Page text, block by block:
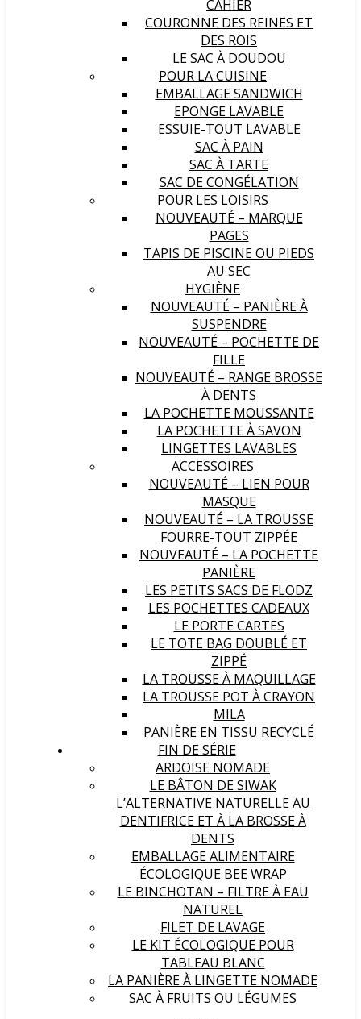
CAHIER
COURONNE DES REINES ET
DES ROIS
LE SAC À DOUDOU
POUR LA CUISINE
EMBALLAGE SANDWICH
EPONGE LAVABLE
ESSUIE-TOUT LAVABLE
SAC À PAIN
SAC À TARTE
SAC DE CONGÉLATION
POUR LES LOISIRS
NOUVEAUTÉ – MARQUE
PAGES
TAPIS DE PISCINE OU PIEDS
AU SEC
HYGIÈNE
NOUVEAUTÉ – PANIÈRE À
SUSPENDRE
NOUVEAUTÉ – POCHETTE DE
FILLE
NOUVEAUTÉ – RANGE BROSSE
À DENTS
LA POCHETTE MOUSSANTE
LA POCHETTE À SAVON
LINGETTES LAVABLES
ACCESSOIRES
NOUVEAUTÉ – LIEN POUR
MASQUE
NOUVEAUTÉ – LA TROUSSE
FOURRE-TOUT ZIPPÉE
NOUVEAUTÉ – LA POCHETTE
PANIÈRE
LES PETITS SACS DE FLODZ
LES POCHETTES CADEAUX
LE PORTE CARTES
LE TOTE BAG DOUBLÉ ET
ZIPPÉ
LA TROUSSE À MAQUILLAGE
LA TROUSSE POT À CRAYON
MILA
PANIÈRE EN TISSU RECYCLÉ
FIN DE SÉRIE
ARDOISE NOMADE
LE BÂTON DE SIWAK
L’ALTERNATIVE NATURELLE AU
DENTIFRICE ET À LA BROSSE À
DENTS
EMBALLAGE ALIMENTAIRE
ÉCOLOGIQUE BEE WRAP
LE BINCHOTAN – FILTRE À EAU
NATUREL
FILET DE LAVAGE
LE KIT ÉCOLOGIQUE POUR
TABLEAU BLANC
LA PANIÈRE À LINGETTE NOMADE
SAC À FRUITS OU LÉGUMES